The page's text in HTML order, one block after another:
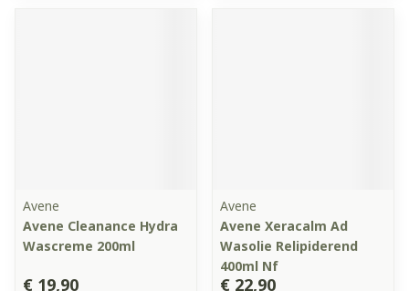
Avene
Avene Cleanance Hydra
Wascreme 200ml
€ 19,90
Avene
Avene Xeracalm Ad
Wasolie Relipiderend
400ml Nf
€ 22,90